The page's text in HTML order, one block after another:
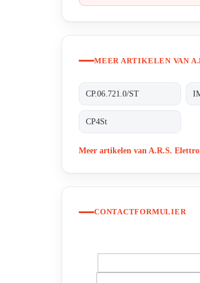
MEER ARTIKELEN VAN
CP.06.721.0/ST
CP4St
Meer artikelen van A.R.S.
CONTACTFORMULIER